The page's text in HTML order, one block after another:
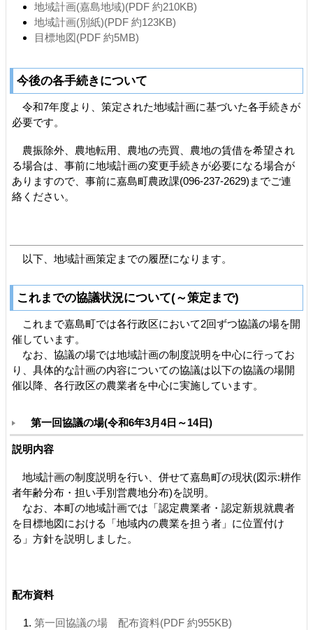
地域計画(嘉島地域)(PDF 約210KB)
地域計画(別紙)(PDF 約123KB)
目標地図(PDF 約5MB)
今後の各手続きについて
令和7年度より、策定された地域計画に基づいた各手続きが
必要です。
農振除外、農地転用、農地の売買、農地の賃借を希望され
る場合は、事前に地域計画の変更手続きが必要になる場合が
ありますので、事前に嘉島町農政課(096-237-2629)までご連
絡ください。
以下、地域計画策定までの履歴になります。
これまでの協議状況について(～策定まで)
これまで嘉島町では各行政区において2回ずつ協議の場を開
催しています。
なお、協議の場では地域計画の制度説明を中心に行ってお
り、具体的な計画の内容についての協議は以下の協議の場開
催以降、各行政区の農業者を中心に実施しています。
第一回協議の場(令和6年3月4日～14日)
説明内容
地域計画の制度説明を行い、併せて嘉島町の現状(図示:耕作
者年齢分布・担い手別営農地分布)を説明。
なお、本町の地域計画では「認定農業者・認定新規就農者
を目標地図における「地域内の農業を担う者」に位置付け
る」方針を説明しました。
配布資料
第一回協議の場 配布資料(PDF 約955KB)